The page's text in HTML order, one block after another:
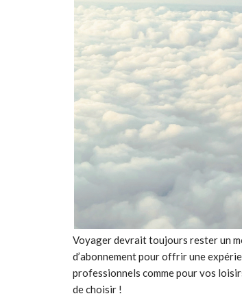
Voyager devrait toujours rester un
d’abonnement pour offrir une
professionnels comme pour vos
de choisir !